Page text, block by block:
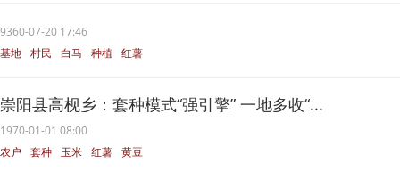
9360-07-20 17:46
基地 村民 白马 种植 红薯
崇阳县高枧乡：套种模式“强引擎” 一地多收“...
1970-01-01 08:00
农户
套种 玉米 红薯 黄豆